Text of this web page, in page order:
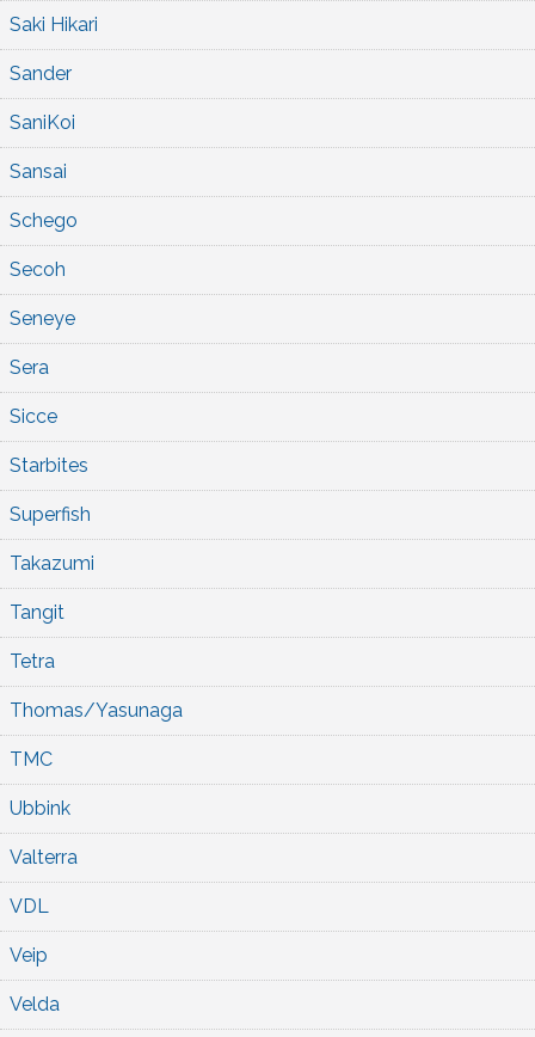
Saki Hikari
Sander
SaniKoi
Sansai
Schego
Secoh
Seneye
Sera
Sicce
Starbites
Superfish
Takazumi
Tangit
Tetra
Thomas/Yasunaga
TMC
Ubbink
Valterra
VDL
Veip
Velda